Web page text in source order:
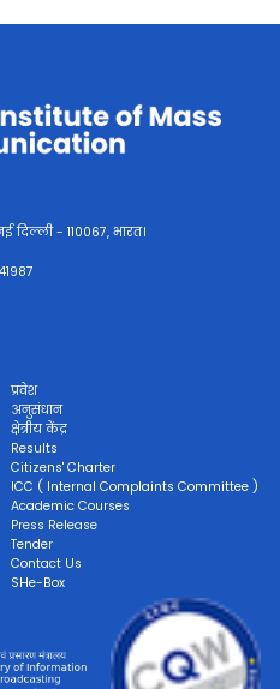
- 110067, भारत।
प्रवेश
अनुसंधान
क्षेत्रीय केंद्र
Results
Citizens' Charter
ICC ( Internal Complaints Committee )
Academic Courses
Press Release
Tender
Contact Us
SHe-Box